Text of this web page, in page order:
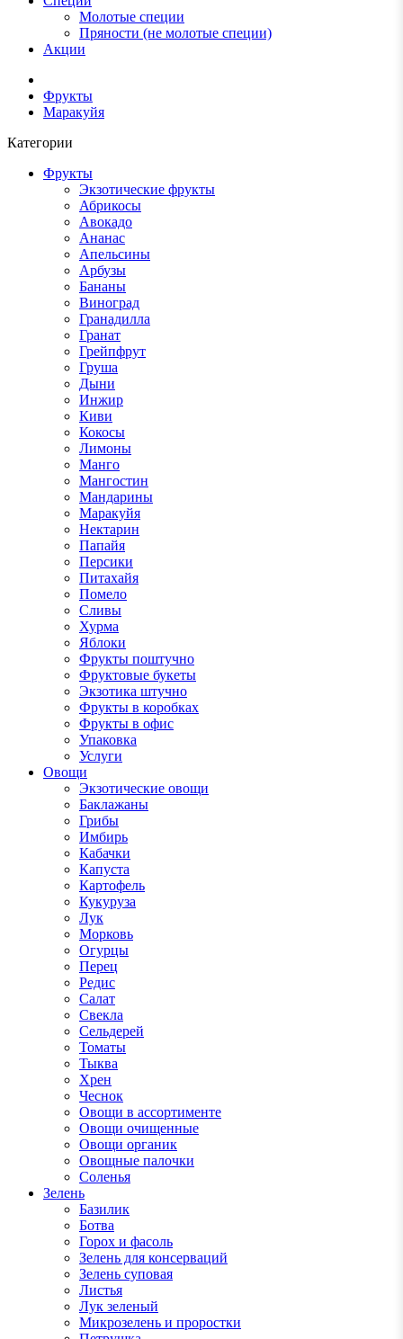
Молотые специи
Пряности (не молотые специи)
Акции
Фрукты
Маракуйя
Категории
Фрукты
Экзотические фрукты
Абрикосы
Авокадо
Ананас
Апельсины
Арбузы
Бананы
Виноград
Гранадилла
Гранат
Грейпфрут
Груша
Дыни
Инжир
Киви
Кокосы
Лимоны
Манго
Мангостин
Мандарины
Маракуйя
Нектарин
Папайя
Персики
Питахайя
Помело
Сливы
Хурма
Яблоки
Фрукты поштучно
Фруктовые букеты
Экзотика штучно
Фрукты в коробках
Фрукты в офис
Упаковка
Услуги
Овощи
Экзотические овощи
Баклажаны
Грибы
Имбирь
Кабачки
Капуста
Картофель
Кукуруза
Лук
Морковь
Огурцы
Перец
Редис
Салат
Свекла
Сельдерей
Томаты
Тыква
Хрен
Чеснок
Овощи в ассортименте
Овощи очищенные
Овощи органик
Овощные палочки
Соленья
Зелень
Базилик
Ботва
Горох и фасоль
Зелень для консерваций
Зелень суповая
Листья
Лук зеленый
Микрозелень и проростки